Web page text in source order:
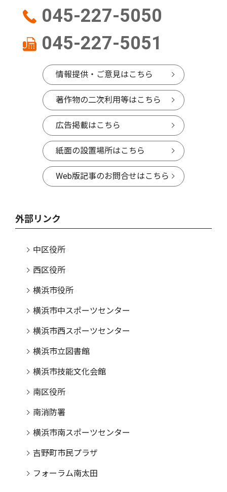
045-227-5050
045-227-5051
情報提供・ご意見はこちら
著作物の二次利用等はこちら
広告掲載はこちら
紙面の設置場所はこちら
Web版記事のお問合せはこちら
外部リンク
中区役所
西区役所
横浜市役所
横浜市中スポーツセンター
横浜市西スポーツセンター
横浜市立図書館
横浜市技能文化会館
南区役所
南消防署
横浜市南スポーツセンター
吉野町市民プラザ
フォーラム南太田